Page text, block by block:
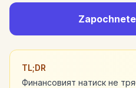
TL;DR
Финансовият натиск не